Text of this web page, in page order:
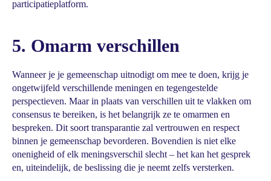
participatieplatform.
5. Omarm verschillen
Wanneer je je gemeenschap uitnodigt om mee te doen, krijg je
ongetwijfeld verschillende meningen en tegengestelde
perspectieven. Maar in plaats van verschillen uit te vlakken om
consensus te bereiken, is het belangrijk ze te omarmen en
bespreken. Dit soort transparantie zal vertrouwen en respect
binnen je gemeenschap bevorderen. Bovendien is niet elke
onenigheid of elk meningsverschil slecht – het kan het gesprek
en, uiteindelijk, de beslissing die je neemt zelfs versterken.